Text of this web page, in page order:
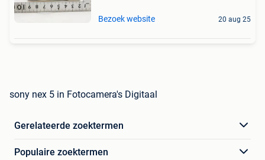
Bezoek website 20 aug 25
sony nex 5 in Fotocamera's Digitaal
Gerelateerde zoektermen
Populaire zoektermen